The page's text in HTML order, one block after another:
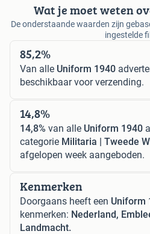
Wat je moet weten
De onderstaande waarden zijn
ingestelde
85,2%
Van alle Uniform 1940
beschikbaar voor verzending.
14,8%
14,8% van alle Uniform 1940
categorie Militaria | Tweede
afgelopen week aangeboden.
Kenmerken
Doorgaans heeft een Uniform
kenmerken: Nederland,
Landmacht.